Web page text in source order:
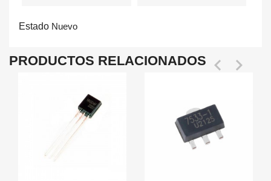
Estado Nuevo
PRODUCTOS RELACIONADOS  